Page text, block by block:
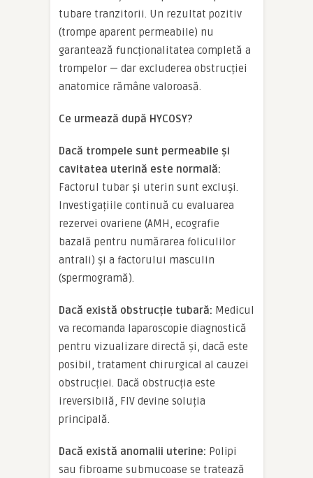
tubare tranzitorii. Un rezultat pozitiv
(trompe aparent permeabile) nu
garantează funcționalitatea completă a
trompelor — dar excluderea obstrucției
anatomice rămâne valoroasă.
Ce urmează după HYCOSY?
Dacă trompele sunt permeabile și
cavitatea uterină este normală:
Factorul tubar și uterin sunt excluși.
Investigațiile continuă cu evaluarea
rezervei ovariene (AMH, ecografie
bazală pentru numărarea foliculilor
antrali) și a factorului masculin
(spermogramă).
Dacă există obstrucție tubară: Medicul
va recomanda laparoscopie diagnostică
pentru vizualizare directă și, dacă este
posibil, tratament chirurgical al cauzei
obstrucției. Dacă obstrucția este
ireversibilă, FIV devine soluția
principală.
Dacă există anomalii uterine: Polipi
sau fibroame submucoase se tratează